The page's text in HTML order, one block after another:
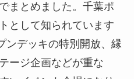
まとめました。千葉ポ
として知られています
ンデッキの特別開放、縁
ージ企画などが重な